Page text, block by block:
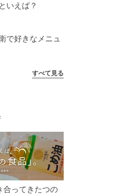
いえば？
で好きなメニュ
すべて見る
合ってきたつの